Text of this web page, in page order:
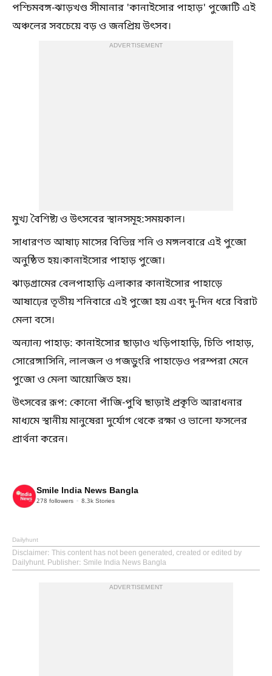
পশ্চিমবঙ্গ-ঝাড়খণ্ড সীমানার 'কানাইসোর পাহাড়' পুজোটি এই
অঞ্চলের সবচেয়ে বড় ও জনপ্রিয় উৎসব।
ADVERTISEMENT
মুখ্য বৈশিষ্ট্য ও উৎসবের স্থানসমূহ:সময়কাল।
সাধারণত আষাঢ় মাসের বিভিন্ন শনি ও মঙ্গলবারে এই পুজো
অনুষ্ঠিত হয়।কানাইসোর পাহাড় পুজো।
ঝাড়গ্রামের বেলপাহাড়ি এলাকার কানাইসোর পাহাড়ে
আষাঢ়ের তৃতীয় শনিবারে এই পুজো হয় এবং দু-দিন ধরে বিরাট
মেলা বসে।
অন্যান্য পাহাড়: কানাইসোর ছাড়াও খড়িপাহাড়ি, চিতি পাহাড়,
সোরেঙ্গাসিনি, লালজল ও গজডুংরি পাহাড়েও পরম্পরা মেনে
পুজো ও মেলা আয়োজিত হয়।
উৎসবের রূপ: কোনো পাঁজি-পুথি ছাড়াই প্রকৃতি আরাধনার
মাধ্যমে স্থানীয় মানুষেরা দুর্যোগ থেকে রক্ষা ও ভালো ফসলের
প্রার্থনা করেন।
Smile India News Bangla
278 followers 8.3k Stories
Dailyhunt
Disclaimer: This content has not been generated, created or edited by
Dailyhunt. Publisher: Smile India News Bangla
ADVERTISEMENT